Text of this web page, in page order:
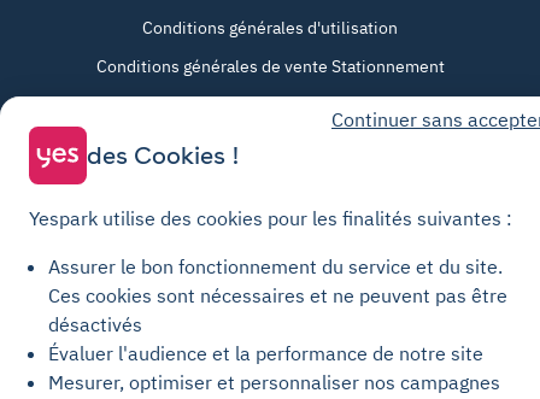
Conditions générales d'utilisation
Conditions générales de vente Stationnement
Politique de confidentialité
Paramètres des cookies
Charte de transparence
Continuer sans
des Cookies !
Yespark utilise des cookies pour les finalités suivantes :
Assurer le bon fonctionnement du service et du site.
Ces cookies sont nécessaires et ne peuvent pas être
désactivés
Évaluer l'audience et la performance de notre site
Mesurer, optimiser et personnaliser nos campagnes